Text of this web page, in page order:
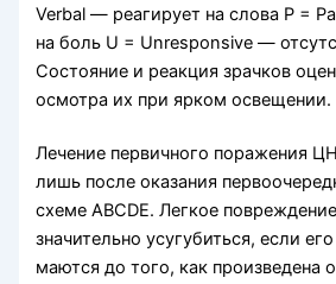
Verbal — реагирует на слова Р =
на боль U = Unresponsive —
Состояние и реакция зрачков
осмотра их при ярком освещении.
Лечение первичного поражения
лишь после оказания
схеме ABCDE. Легкое
значительно усугубиться, если
маются до того, как произведена